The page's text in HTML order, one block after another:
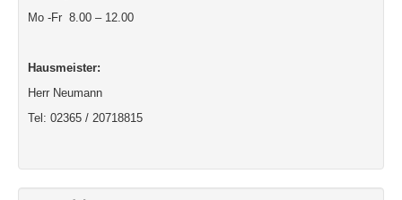
Mo -Fr 8.00 – 12.00
Hausmeister:
Herr Neumann
Tel: 02365 / 20718815